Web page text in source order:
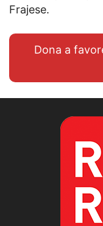
Frajese.
Dona a